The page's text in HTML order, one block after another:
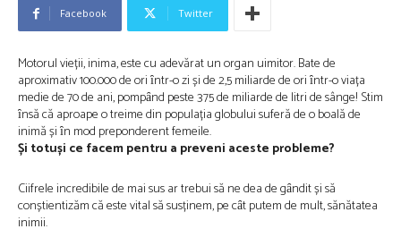
Facebook Twitter
Motorul vieții, inima, este cu adevărat un organ uimitor. Bate de
aproximativ 100.000 de ori ȋntr-o zi și de 2,5 miliarde de ori ȋntr-o viața
medie de 70 de ani, pompȃnd peste 375 de miliarde de litri de sânge! Stim
ȋnsă că aproape o treime din populația globului suferă de o boală de
inimă și ȋn mod preponderent femeile.
Și totuși ce facem pentru a preveni aceste probleme?
Ciifrele incredibile de mai sus ar trebui să ne dea de gȃndit și să
conștientizăm că este vital să susținem, pe cȃt putem de mult, sănătatea
inimii.